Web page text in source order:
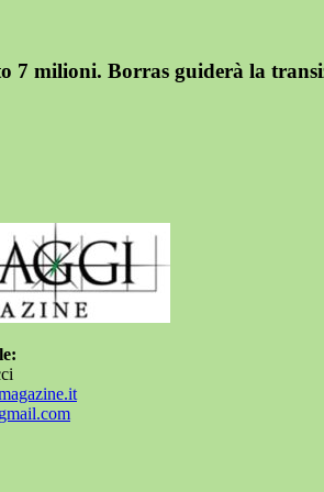
7 milioni. Borras guiderà la